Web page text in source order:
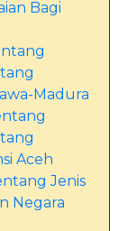
Bagi
Madura
Aceh
Jenis
Negara